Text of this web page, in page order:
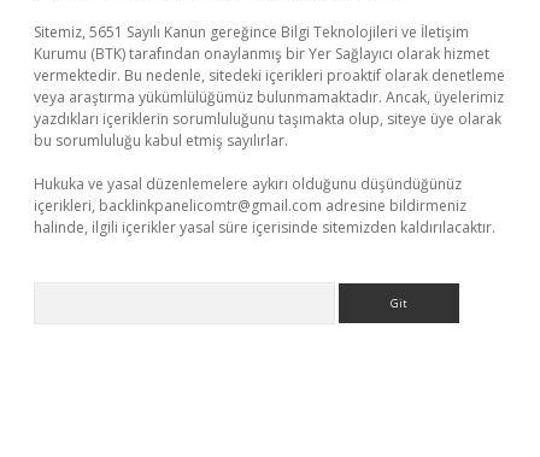
Sitemiz, 5651 Sayılı Kanun gereğince Bilgi Teknolojileri ve İletişim
Kurumu (BTK) tarafından onaylanmış bir Yer Sağlayıcı olarak hizmet
vermektedir. Bu nedenle, sitedeki içerikleri proaktif olarak denetleme
veya araştırma yükümlülüğümüz bulunmamaktadır. Ancak, üyelerimiz
yazdıkları içeriklerin sorumluluğunu taşımakta olup, siteye üye olarak
bu sorumluluğu kabul etmiş sayılırlar.
Hukuka ve yasal düzenlemelere aykırı olduğunu düşündüğünüz
içerikleri, backlinkpanelicomtr@gmail.com adresine bildirmeniz
halinde, ilgili içerikler yasal süre içerisinde sitemizden kaldırılacaktır.